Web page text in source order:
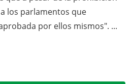
los parlamentos que
por ellos mismos". ...